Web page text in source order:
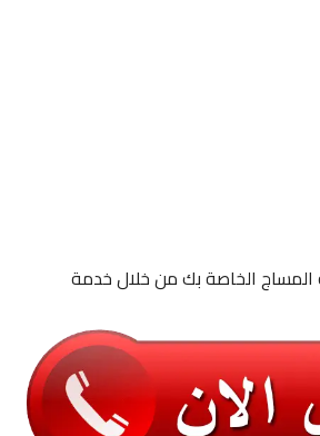
الخاصة بك من خلال خدمة